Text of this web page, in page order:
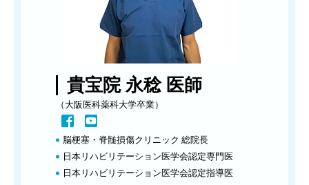
貴宝院 永稔 医師
（大阪医科薬科大学卒業）
脳梗塞・脊髄損傷クリニック 総院長
日本リハビリテーション医学会認定専門医
日本リハビリテーション医学会認定指導医